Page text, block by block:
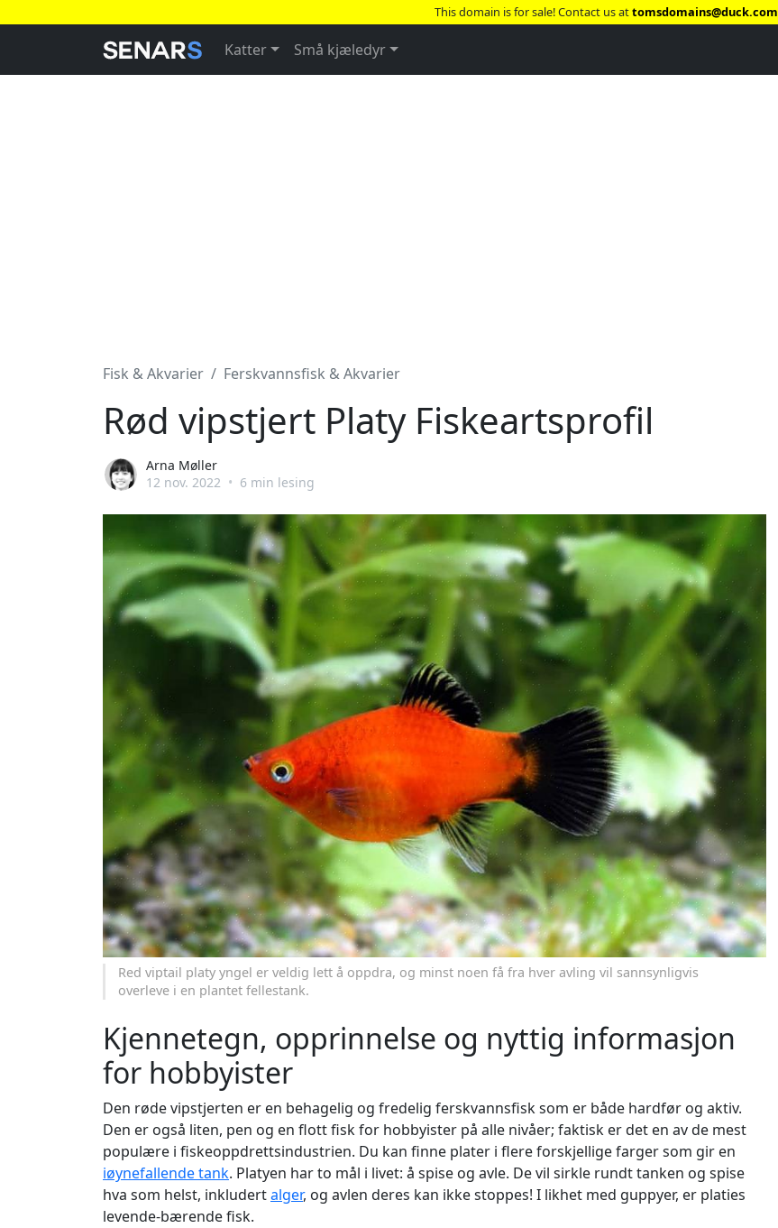
This domain is for sale! Contact us attomsdomains@duck.com
Katter Små kjæledyr
Fisk & Akvarier Ferskvannsfisk & Akvarier
Rød vipstjert Platy Fiskeartsprofil
Arna Møller
12 nov. 2022 • 6 min lesing
Red viptail platy yngel er veldig lett å oppdra, og minst noen få fra hver avling vil sannsynligvis
overleve i en plantet fellestank.
Kjennetegn, opprinnelse og nyttig informasjon
for hobbyister
Den røde vipstjerten er en behagelig og fredelig ferskvannsfisk som er både hardfør og aktiv.
Den er også liten, pen og en flott fisk for hobbyister på alle nivåer; faktisk er det en av de mest
populære i fiskeoppdrettsindustrien. Du kan finne plater i flere forskjellige farger som gir en
iøynefallende tank. Platyen har to mål i livet: å spise og avle. De vil sirkle rundt tanken og spise
hva som helst, inkludertalger, og avlen deres kan ikke stoppes! I likhet med guppyer, er platies
levende-bærende fisk.